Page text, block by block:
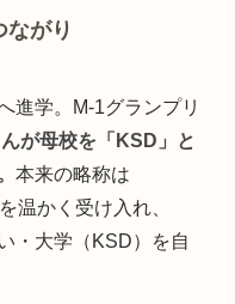
ながり
進学。M-1グランプリ
が母校を「KSD」と
本来の略称は
温かく受け入れ、
・大学（KSD）を自